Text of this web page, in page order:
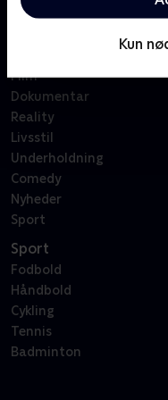
Kun
Kategorier
Film
Dokumentar
Reality
Livsstil
Underholdning
Comedy
Nyheder
Sport
Sport
Fodbold
Håndbold
Cykling
Tennis
Badminton